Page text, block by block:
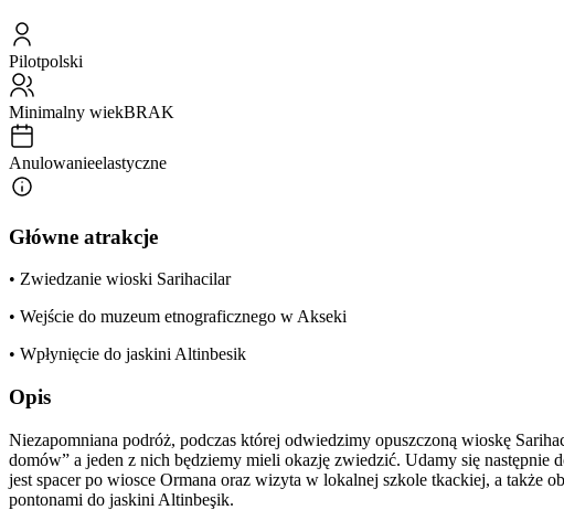
Pilotpolski
Minimalny wiekBRAK
Anulowanieelastyczne
Główne atrakcje
• Zwiedzanie wioski Sarihacilar
• Wejście do muzeum etnograficznego w Akseki
• Wpłynięcie do jaskini Altinbesik
Opis
Niezapomniana podróż, podczas której odwiedzimy opuszczoną wioskę
domów” a jeden z nich będziemy mieli okazję zwiedzić. Udamy się
jest spacer po wiosce Ormana oraz wizyta w lokalnej szkole tkackiej, a także
pontonami do jaskini Altinbeşik.